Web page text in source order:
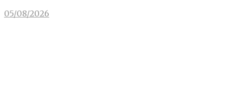
05/08/2026